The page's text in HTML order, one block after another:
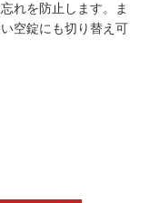
れを防止します。ま
空錠にも切り替え可